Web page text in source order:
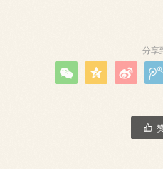
分享
   
